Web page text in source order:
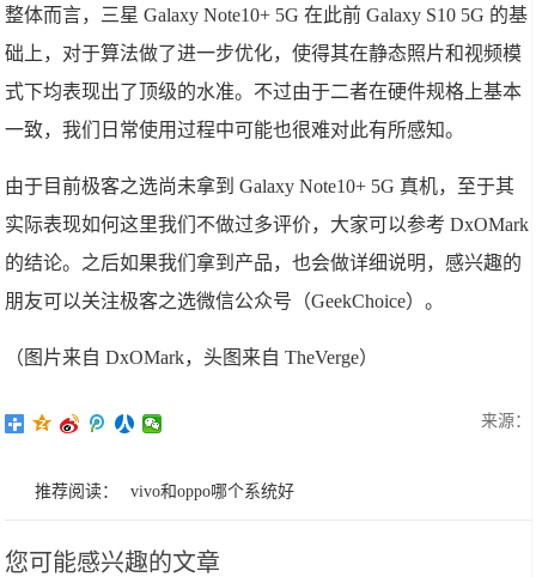
整体而言，三星 Galaxy Note10+ 5G 在此前 Galaxy S10 5G 的基
础上，对于算法做了进一步优化，使得其在静态照片和视频模
式下均表现出了顶级的水准。不过由于二者在硬件规格上基本
一致，我们日常使用过程中可能也很难对此有所感知。
由于目前极客之选尚未拿到 Galaxy Note10+ 5G 真机，至于其
实际表现如何这里我们不做过多评价，大家可以参考 DxOMark
的结论。之后如果我们拿到产品，也会做详细说明，感兴趣的
朋友可以关注极客之选微信公众号（GeekChoice）。
（图片来自 DxOMark，头图来自 TheVerge）
来源：
推荐阅读： vivo和oppo哪个系统好
您可能感兴趣的文章